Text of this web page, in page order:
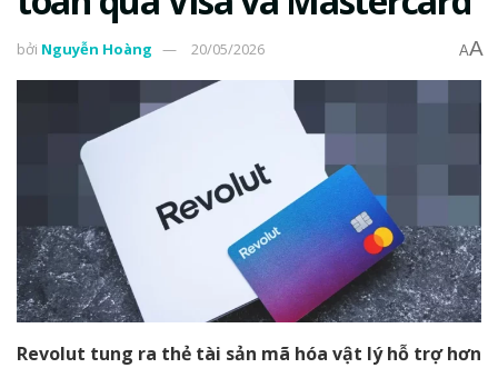
bởi Nguyễn Hoàng 20/05/2026 AA
Revolut tung ra thẻ tài sản mã hóa vật lý hỗ trợ hơn